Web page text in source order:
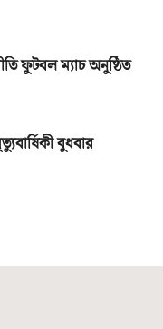
ফুটবল ম্যাচ অনুষ্ঠিত
বুধবার